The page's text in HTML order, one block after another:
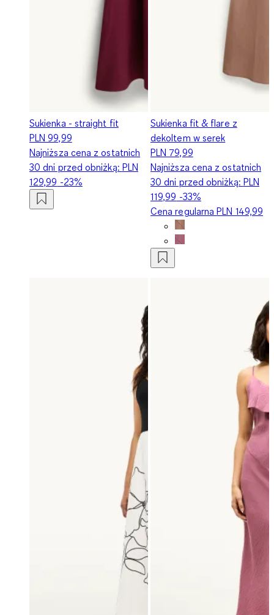
Sukienka - straight fit
PLN 99,99
Najniższa cena z ostatnich
30 dni przed obniżką: PLN
129,99 -23%
Sukienka fit & flare z
dekoltem w serek
PLN 79,99
Najniższa cena z ostatnich
30 dni przed obniżką: PLN
119,99 -33%
Cena regularnaPLN 149,99